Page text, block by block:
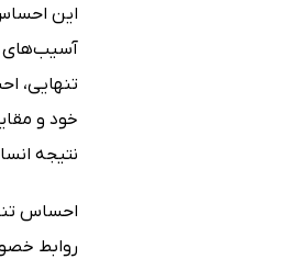
این
آسیب‌های
تنهایی،
خود و
نتیجه
احساس
روابط